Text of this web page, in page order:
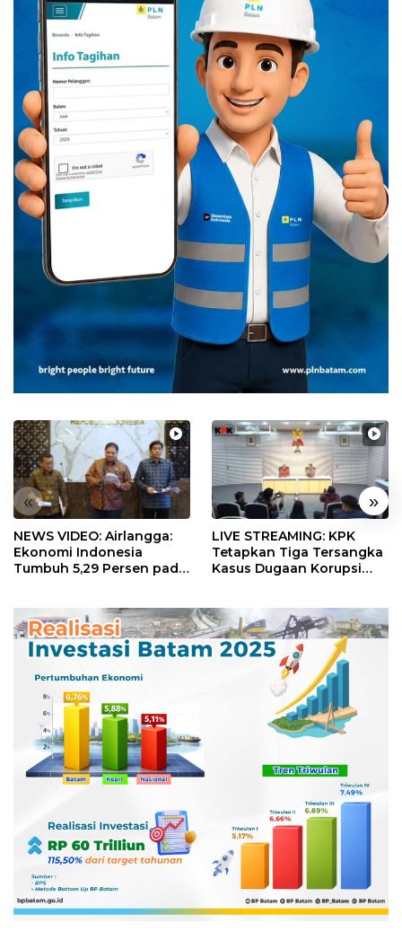
« »
NEWS VIDEO: Airlangga:
Ekonomi Indonesia
Tumbuh 5,29 Persen pada
LIVE STREAMING: KPK
Tetapkan Tiga Tersangka
Kasus Dugaan Korupsi